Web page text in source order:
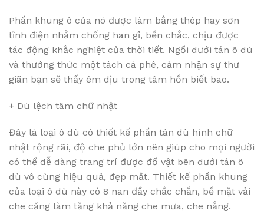
Phần khung ô của nó được làm bằng thép hay sơn
tĩnh điện nhằm chống han gỉ, bền chắc, chịu được
tác động khắc nghiệt của thời tiết. Ngồi dưới tán ô dù
và thưởng thức một tách cà phê, cảm nhận sự thư
giãn bạn sẽ thấy êm dịu trong tâm hồn biết bao.
+ Dù lệch tâm chữ nhật
Đây là loại ô dù có thiết kế phần tán dù hình chữ
nhật rộng rãi, độ che phủ lớn nên giúp cho mọi người
có thể dễ dàng trang trí được đồ vật bên dưới tán ô
dù vô cùng hiệu quả, đẹp mắt. Thiết kế phần khung
của loại ô dù này có 8 nan đầy chắc chắn, bề mặt vải
che căng làm tăng khả năng che mưa, che nắng.